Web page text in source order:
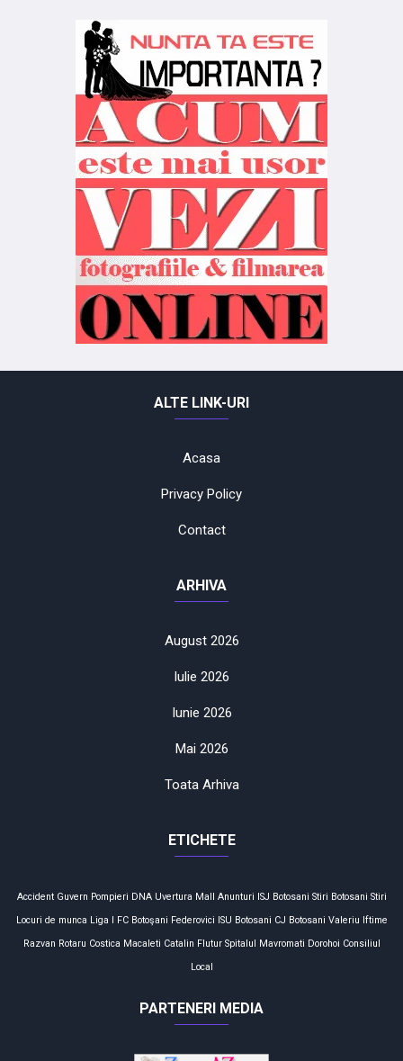
ALTE LINK-URI
Acasa
Privacy Policy
Contact
ARHIVA
August 2026
Iulie 2026
Iunie 2026
Mai 2026
Toata Arhiva
ETICHETE
Accident Guvern Pompieri DNA Uvertura Mall Anunturi ISJ Botosani Stiri Botosani Stiri
Locuri de munca Liga I FC Botoşani Federovici ISU Botosani CJ Botosani Valeriu Iftime
Razvan Rotaru Costica Macaleti Catalin Flutur Spitalul Mavromati Dorohoi Consiliul
Local
PARTENERI MEDIA